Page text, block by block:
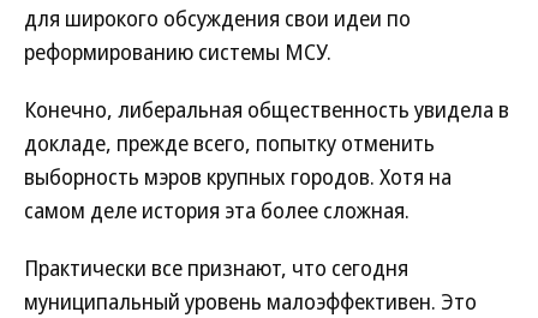
для широкого обсуждения свои идеи по
реформированию системы МСУ.
Конечно, либеральная общественность увидела в
докладе, прежде всего, попытку отменить
выборность мэров крупных городов. Хотя на
самом деле история эта более сложная.
Практически все признают, что сегодня
муниципальный уровень малоэффективен. Это